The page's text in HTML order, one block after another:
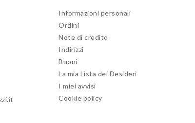
Informazioni personali
Ordini
Note di credito
Indirizzi
Buoni
La mia Lista dei Desideri
I miei avvisi
Cookie policy